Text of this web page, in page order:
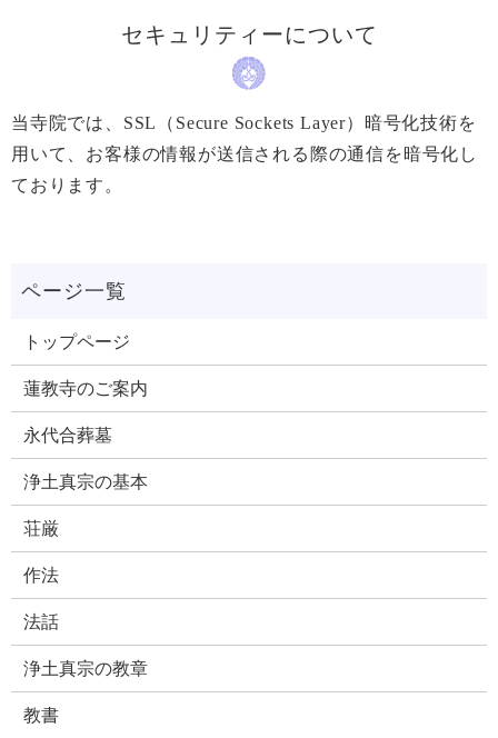
セキュリティーについて
当寺院では、SSL（Secure Sockets Layer）暗号化技術を
用いて、お客様の情報が送信される際の通信を暗号化し
ております。
トップページ
蓮教寺のご案内
永代合葬墓
浄土真宗の基本
荘厳
作法
法話
浄土真宗の教章
教書